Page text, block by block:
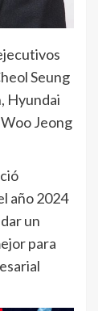
Seung
Hyundai
Jeong
año 2024
un
para